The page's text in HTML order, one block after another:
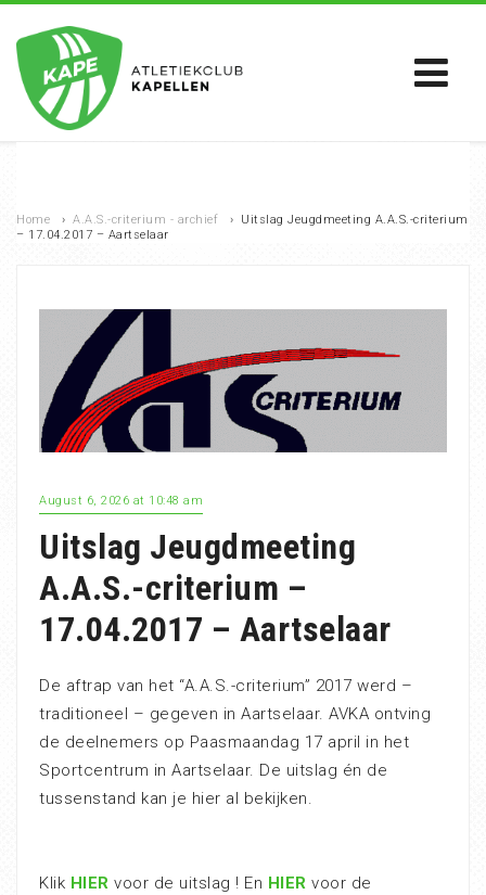
Home › A.A.S.-criterium - archief › Uitslag Jeugdmeeting A.A.S.-criterium
– 17.04.2017 – Aartselaar
August 6, 2026 at 10:48 am
Uitslag Jeugdmeeting
A.A.S.-criterium –
17.04.2017 – Aartselaar
De aftrap van het “A.A.S.-criterium” 2017 werd –
traditioneel – gegeven in Aartselaar. AVKA ontving
de deelnemers op Paasmaandag 17 april in het
Sportcentrum in Aartselaar. De uitslag én de
tussenstand kan je hier al bekijken.
Klik HIER voor de uitslag ! En HIER voor de